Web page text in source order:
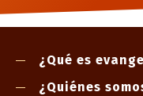
¿Qué es
¿Quiénes